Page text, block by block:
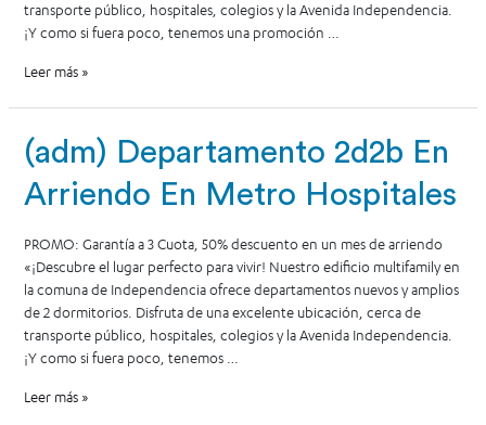
transporte público, hospitales, colegios y la Avenida Independencia.
¡Y como si fuera poco, tenemos una promoción …
Leer más »
(adm) Departamento 2d2b En
Arriendo En Metro Hospitales
PROMO: Garantía a 3 Cuota, 50% descuento en un mes de arriendo
«¡Descubre el lugar perfecto para vivir! Nuestro edificio multifamily en
la comuna de Independencia ofrece departamentos nuevos y amplios
de 2 dormitorios. Disfruta de una excelente ubicación, cerca de
transporte público, hospitales, colegios y la Avenida Independencia.
¡Y como si fuera poco, tenemos …
Leer más »